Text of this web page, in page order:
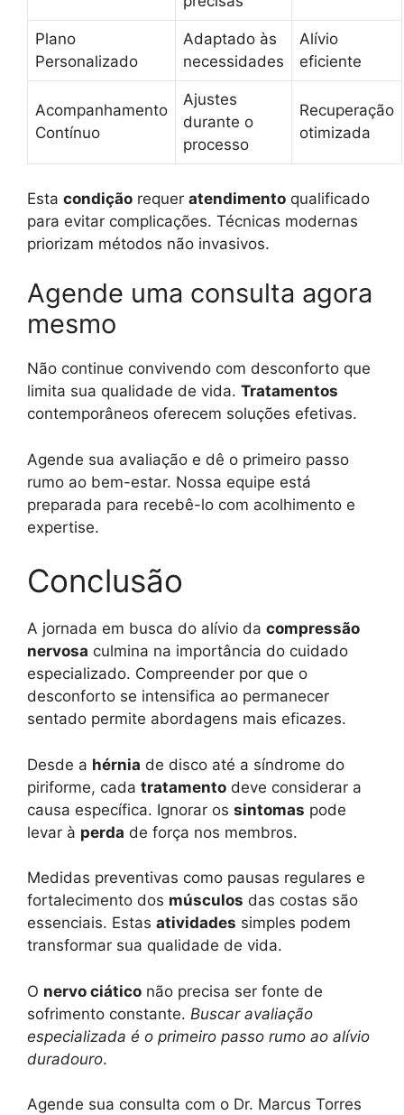
Plano
Personalizado
Adaptado às
necessidades
Alívio
eficiente
Acompanhamento
Contínuo
Ajustes
durante o
processo
Recuperação
otimizada
Esta condição requer atendimento qualificado
para evitar complicações. Técnicas modernas
priorizam métodos não invasivos.
Agende uma consulta agora
mesmo
Não continue convivendo com desconforto que
limita sua qualidade de vida. Tratamentos
contemporâneos oferecem soluções efetivas.
Agende sua avaliação e dê o primeiro passo
rumo ao bem-estar. Nossa equipe está
preparada para recebê-lo com acolhimento e
expertise.
Conclusão
A jornada em busca do alívio da compressão
nervosa culmina na importância do cuidado
especializado. Compreender por que o
desconforto se intensifica ao permanecer
sentado permite abordagens mais eficazes.
Desde a hérnia de disco até a síndrome do
piriforme, cada tratamento deve considerar a
causa específica. Ignorar os sintomas pode
levar à perda de força nos membros.
Medidas preventivas como pausas regulares e
fortalecimento dos músculos das costas são
essenciais. Estas atividades simples podem
transformar sua qualidade de vida.
O nervo ciático não precisa ser fonte de
sofrimento constante. Buscar avaliação
especializada é o primeiro passo rumo ao alívio
duradouro.
Agende sua consulta com o Dr. Marcus Torres